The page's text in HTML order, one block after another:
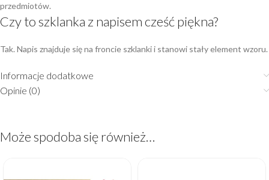
przedmiotów.
Czy to szklanka z napisem cześć piękna?
Tak. Napis znajduje się na froncie szklanki i stanowi stały element wzoru.
Informacje dodatkowe
Opinie (0)
Może spodoba się również…